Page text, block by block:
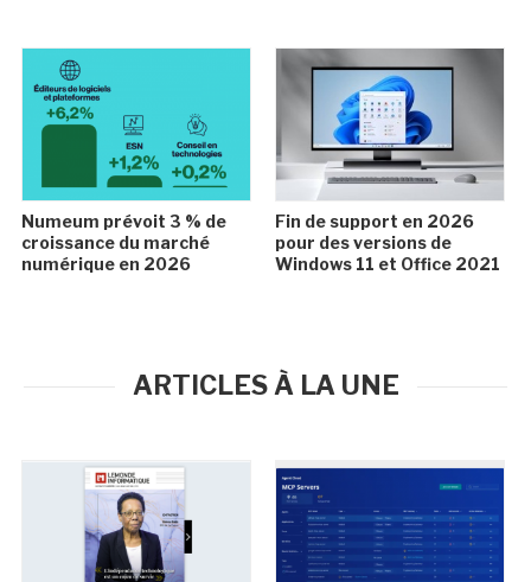
Numeum prévoit 3 % de
croissance du marché
numérique en 2026
Fin de support en 2026
pour des versions de
Windows 11 et Office 2021
ARTICLES À LA UNE